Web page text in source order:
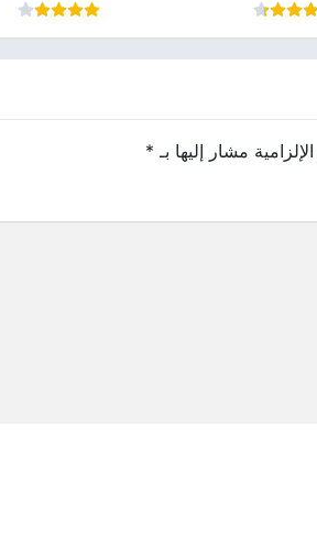
مشار إليها بـ *